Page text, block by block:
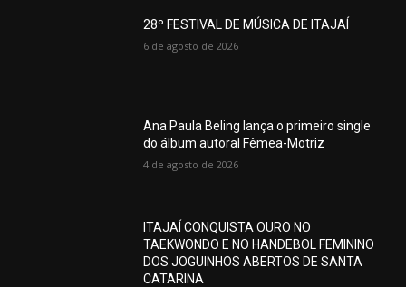
28º FESTIVAL DE MÚSICA DE ITAJAÍ
6 de agosto de 2026
Ana Paula Beling lança o primeiro single
do álbum autoral Fêmea-Motriz
4 de agosto de 2026
ITAJAÍ CONQUISTA OURO NO
TAEKWONDO E NO HANDEBOL FEMININO
DOS JOGUINHOS ABERTOS DE SANTA
CATARINA